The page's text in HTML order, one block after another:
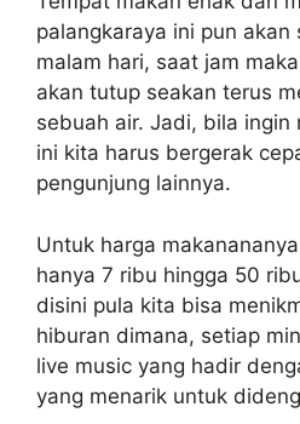
palangkaraya ini pun akan
malam hari, saat jam
akan tutup seakan terus
sebuah air. Jadi, bila ingin
ini kita harus bergerak
pengunjung lainnya.
Untuk harga
hanya 7 ribu hingga 50
disini pula kita bisa
hiburan dimana, setiap
live music yang hadir
yang menarik untuk